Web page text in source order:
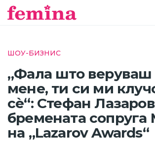
ШОУ-БИЗНИС
„Фала што веруваш
мене, ти си ми
сè“: Стефан
бремената сопруга
на „Lazarov Awards“